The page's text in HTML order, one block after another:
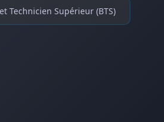
Technicien Supérieur (BTS)